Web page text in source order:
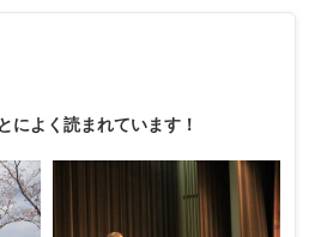
によく読まれています！